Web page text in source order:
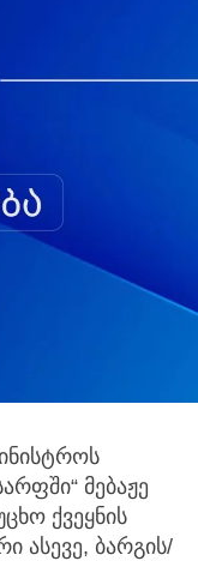
მებაჟე
ქვეყნის
ასევე, ბარგის/